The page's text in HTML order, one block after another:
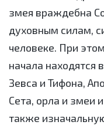
змея враждебна
духовным силам,
человеке. При
начала находятся
Зевса и Тифона,
Сета, орла и змеи
также